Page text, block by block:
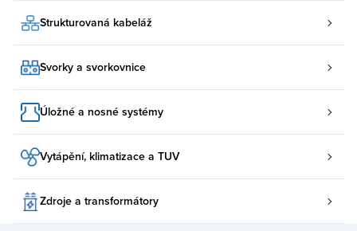
Strukturovaná kabeláž
Svorky a svorkovnice
Úložné a nosné systémy
Vytápění, klimatizace a TUV
Zdroje a transformátory